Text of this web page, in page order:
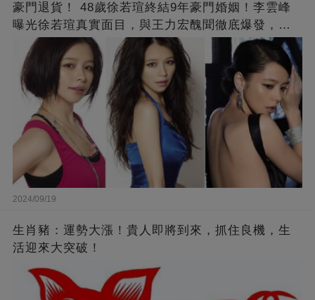
豪門退貨！ 48歲徐若瑄終結9年豪門婚姻！李雲峰
曝光徐若瑄真實面目，與王力宏醜聞徹底爆發，原
來李靚蕾說的都是真的 ！
2024/09/19
生肖豬：運勢大漲！貴人即將到來，抓住良機，生
活迎來大突破！